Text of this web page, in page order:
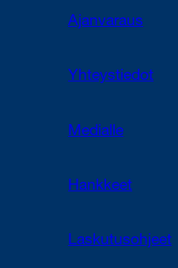
Ajanvaraus
Yhteystiedot
Medialle
Hankkeet
Laskutusohjeet